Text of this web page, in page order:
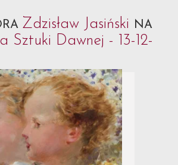
Zdzisław Jasiński NA
Sztuki Dawnej - 13-12-